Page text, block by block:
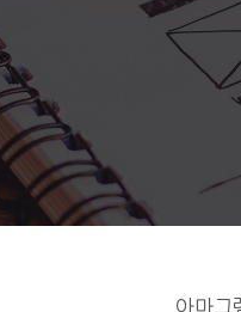
아마그